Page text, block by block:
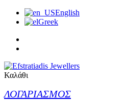
English
Greek
Καλάθι
ΛΟΓΑΡΙΑΣΜΟΣ